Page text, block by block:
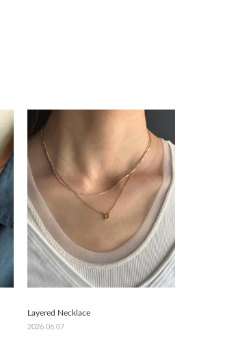
Layered Necklace
2026.06.07